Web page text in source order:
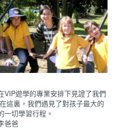
VIP遊學的專業安排下見證了我們
這裏，我們遇見了對孩子最大的
一切學習行程。